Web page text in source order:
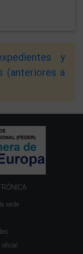
y
(anteriores a
sede
oficial